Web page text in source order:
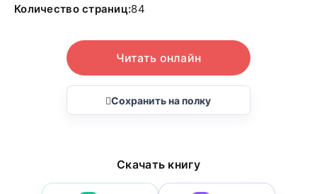
Количество страниц:84
Читать онлайн
Сохранить на полку
Скачать книгу